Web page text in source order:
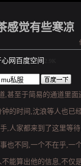
感觉有些寒凉
网 百度空间 2.9K
,甚至于简易的通道里
的时间,沈浪等人也已
,人家都来到了这里等待
也不同,一个不在乎,一
能算出他的信息,不仅